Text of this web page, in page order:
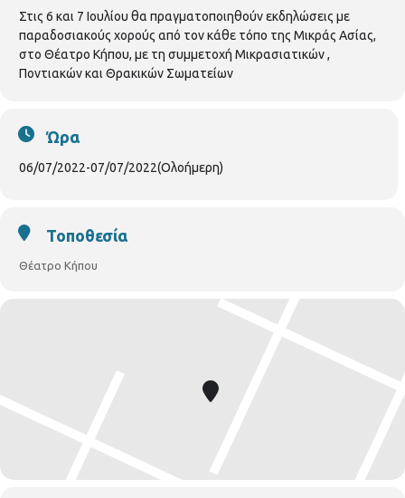
Στις 6 και 7 Ιουλίου θα πραγματοποιηθούν εκδηλώσεις με
παραδοσιακούς χορούς από τον κάθε τόπο της Μικράς Ασίας,
στο Θέατρο Κήπου, με τη συμμετοχή Μικρασιατικών ,
Ποντιακών και Θρακικών Σωματείων
Ώρα
06/07/2022-07/07/2022(Ολοήμερη)
Τοποθεσία
Θέατρο Κήπου